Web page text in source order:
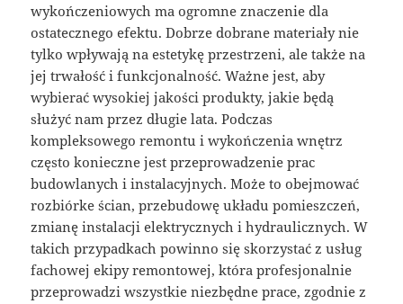
wykończeniowych ma ogromne znaczenie dla
ostatecznego efektu. Dobrze dobrane materiały nie
tylko wpływają na estetykę przestrzeni, ale także na
jej trwałość i funkcjonalność. Ważne jest, aby
wybierać wysokiej jakości produkty, jakie będą
służyć nam przez długie lata. Podczas
kompleksowego remontu i wykończenia wnętrz
często konieczne jest przeprowadzenie prac
budowlanych i instalacyjnych. Może to obejmować
rozbiórke ścian, przebudowę układu pomieszczeń,
zmianę instalacji elektrycznych i hydraulicznych. W
takich przypadkach powinno się skorzystać z usług
fachowej ekipy remontowej, która profesjonalnie
przeprowadzi wszystkie niezbędne prace, zgodnie z